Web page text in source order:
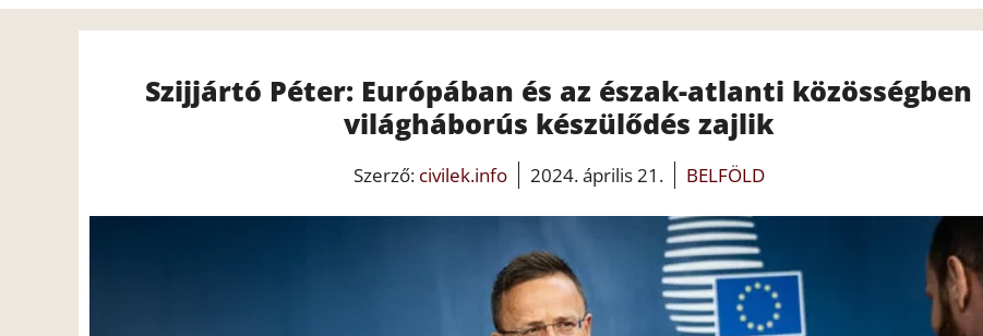
Szijjártó Péter: Európában és az észak-atlanti közösségben
világháborús készülődés zajlik
Szerző: civilek.info 2024. április 21. BELFÖLD